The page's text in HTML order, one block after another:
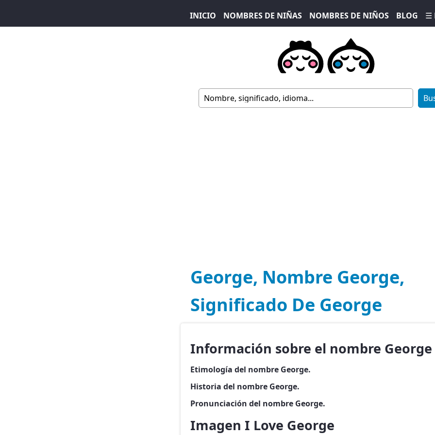
INICIO NOMBRES DE NIÑAS NOMBRES DE NIÑOS BLOG ☰
George, Nombre George,
Significado De George
Información sobre el nombre George
Etimología del nombre George.
Historia del nombre George.
Pronunciación del nombre George.
Imagen I Love George